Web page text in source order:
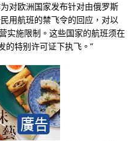
对欧洲国家发布针对由俄罗斯
用航班的禁飞令的回应，对以
实施限制。这些国家的航班须在
的特别许可证下执飞。”